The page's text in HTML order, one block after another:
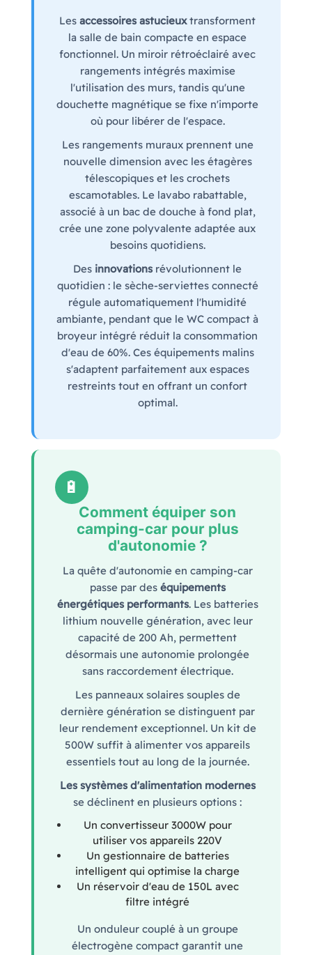
Les accessoires astucieuxtransforment
la salle de bain compacte en espace
fonctionnel. Un miroir rétroéclairé avec
rangements intégrés maximise
l'utilisation des murs, tandis qu'une
douchette magnétique se fixe n'importe
où pour libérer de l'espace.
Les rangements muraux prennent une
nouvelle dimension avec les étagères
télescopiques et les crochets
escamotables. Le lavabo rabattable,
associé à un bac de douche à fond plat,
crée une zone polyvalente adaptée aux
besoins quotidiens.
Des innovationsrévolutionnent le
quotidien : le sèche-serviettes connecté
régule automatiquement l'humidité
ambiante, pendant que le WC compact à
broyeur intégré réduit la consommation
d'eau de 60%. Ces équipements malins
s'adaptent parfaitement aux espaces
restreints tout en offrant un confort
optimal.
🔋
Comment équiper son
camping-car pour plus
d'autonomie ?
La quête d'autonomie en camping-car
passe par des équipements
énergétiques performants. Les batteries
lithium nouvelle génération, avec leur
capacité de 200 Ah, permettent
désormais une autonomie prolongée
sans raccordement électrique.
Les panneaux solaires souples de
dernière génération se distinguent par
leur rendement exceptionnel. Un kit de
500W suffit à alimenter vos appareils
essentiels tout au long de la journée.
Les systèmes d'alimentation modernes
se déclinent en plusieurs options :
Un convertisseur 3000W pour
utiliser vos appareils 220V
Un gestionnaire de batteries
intelligent qui optimise la charge
Un réservoir d'eau de 150L avec
filtre intégré
Un onduleur couplé à un groupe
électrogène compact garantit une